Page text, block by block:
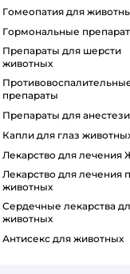
Гомеопатия для
Гормональные
Препараты для шерсти
животных
Противовоспалительные
препараты
Препараты для
Капли для глаз
Лекарство для лечения
Лекарство для лечения печени
животных
Сердечные лекарства для
животных
Антисекс для животных